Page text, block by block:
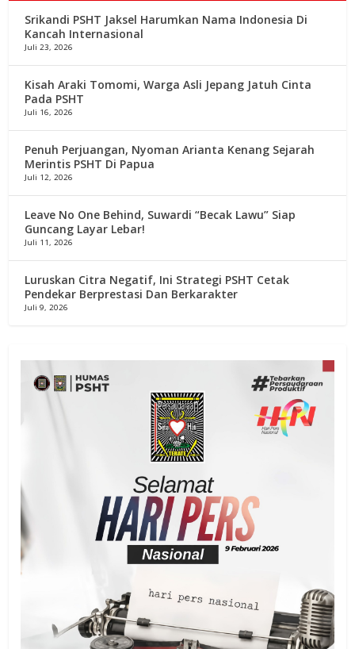
Srikandi PSHT Jaksel Harumkan Nama Indonesia Di
Kancah Internasional
Juli 23, 2026
Kisah Araki Tomomi, Warga Asli Jepang Jatuh Cinta
Pada PSHT
Juli 16, 2026
Penuh Perjuangan, Nyoman Arianta Kenang Sejarah
Merintis PSHT Di Papua
Juli 12, 2026
Leave No One Behind, Suwardi “Becak Lawu” Siap
Guncang Layar Lebar!
Juli 11, 2026
Luruskan Citra Negatif, Ini Strategi PSHT Cetak
Pendekar Berprestasi Dan Berkarakter
Juli 9, 2026